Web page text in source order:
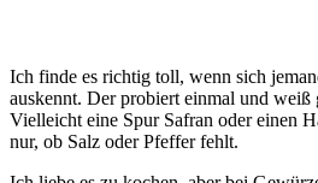
Ich finde es richtig toll, wenn sich
auskennt. Der probiert einmal und weiß
Vielleicht eine Spur Safran oder einen
nur, ob Salz oder Pfeffer fehlt.